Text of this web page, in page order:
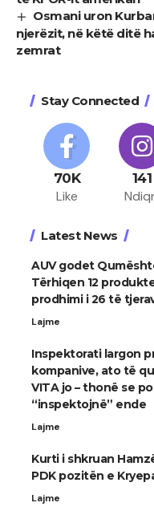
Osmani uron
njerëzit, në këtë ditë
zemrat
Stay Connected
70K
Like
141
Latest News
AUV godet
Tërhiqen 12
prodhimi i 26 të
Lajme
Inspektorati largon
kompanive, ato të
VITA jo – thonë se po
“inspektojnë” ende
Lajme
Kurti i shkruan
PDK pozitën e
Lajme